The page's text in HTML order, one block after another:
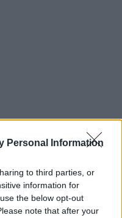
Personal Information
to third parties, or
information for
the below opt-out
note that after your